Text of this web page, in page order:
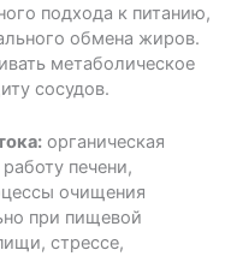
подхода к питанию,
обмена жиров.
метаболическое
сосудов.
органическая
печени,
очищения
при пищевой
стрессе,